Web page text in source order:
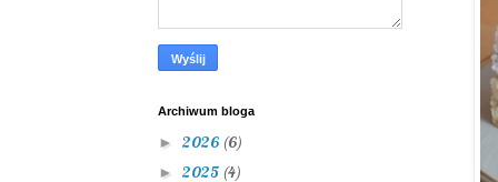
Archiwum bloga
► 2026 (6)
► 2025 (4)